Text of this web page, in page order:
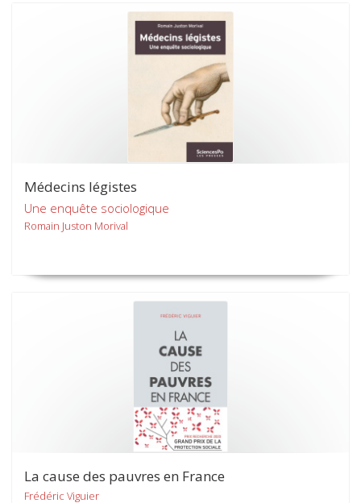
Médecins légistes
Une enquête sociologique
Romain Juston Morival
La cause des pauvres en France
Frédéric Viguier